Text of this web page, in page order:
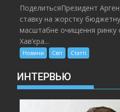
ПоделитьсяПрезидент
ставку на жорстку
масштабне очищення ринку
Хав’єра...
Новини Світ Статті
ИНТЕРВЬЮ